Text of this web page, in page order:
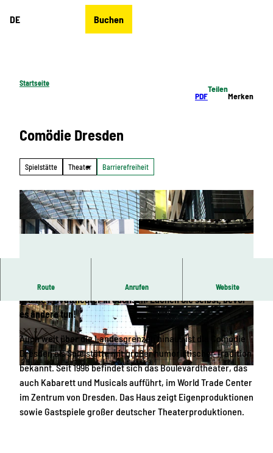
DE Buchen
Startseite
PDF
Teilen
Merken
Comödie Dresden
Spielstätte Theater Barrierefreiheit
© Comödie Dresden
© COMÖDIE Dresden © Comödie Dresden
Route Anrufen Website
Humor hat eine Adresse: Die Comödie Dresden im WTC, das
größte Privattheater in Sachsen. Lachen Sie selbst, bevor
es andere tun!
Auch weit über die Landesgrenzen hinaus ist die Comödie
Dresden als Spielstätte mit großer humoristischer Tradition
bekannt. Seit 1996 befindet sich das Boulevardtheater, das
auch Kabarett und Musicals aufführt, im World Trade Center
im Zentrum von Dresden. Das Haus zeigt Eigenproduktionen
sowie Gastspiele großer deutscher Theaterproduktionen.